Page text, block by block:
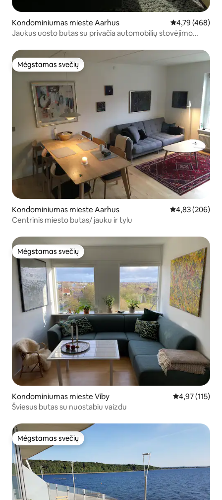
Kondominiumas mieste Aarhus Vidutinis
4,79 (468)
Jaukus uosto butas su privačia automobilių stovėjimo
Mėgstamas svečių
Mėgstamas svečių
Kondominiumas mieste Aarhus Vidutinis
4,83 (206)
Centrinis miesto butas/ jauku ir tylu
Mėgstamas svečių
Mėgstamas svečių
Kondominiumas mieste Viby Vidutinis
4,97 (115)
Šviesus butas su nuostabiu vaizdu
Mėgstamas svečių
Mėgstamas svečių